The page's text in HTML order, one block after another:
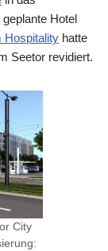
Hotel
Hospitality hatte
Seetor revidiert.
City